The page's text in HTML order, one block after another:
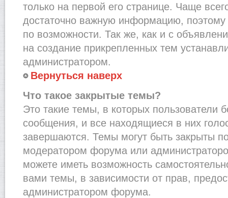
только на первой его странице. Чаще
достаточно важную информацию,
по возможности. Так же, как и с
на создание прикрепленных тем
администратором.
Вернуться наверх
Что такое закрытые темы?
Это такие темы, в которых пользователи
сообщения, и все находящиеся в них
завершаются. Темы могут быть закрыты
модератором форума или
можете иметь возможность
вами темы, в зависимости от прав,
администратором форума.